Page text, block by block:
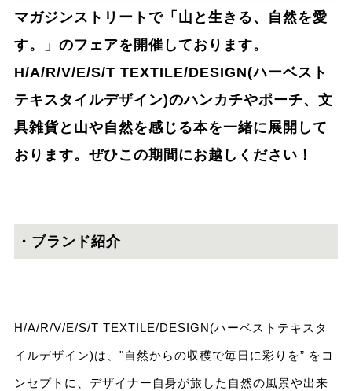
マガジンストリートで「山と生きる、自然を愛
す。」のフェアを開催しております。
H/A/R/V/E/S/T TEXTILE/DESIGN(ハーベスト
テキスタイルデザイン)のハンカチやポーチ、文
具雑貨と山や自然を感じる本を一緒に展開して
おります。ぜひこの期間にお越しください！
・ブランド紹介
H/A/R/V/E/S/T TEXTILE/DESIGN(ハーベストテキスタ
イルデザイン)は、"自然からの収穫で毎日に彩りを” をコ
ンセプトに、デザイナー自身が旅した自然の風景や出来